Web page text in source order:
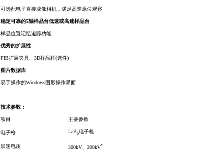
可选配电子直接成像相机，满足高速原位观察
稳定可靠的5轴样品台低速或高速样品台
样品位置记忆追踪功能
优秀的扩展性
FIB扩展夹具、3D样品杆(选件)
图片数据库
易于操作的Windows图形操作界面
技术参数：
项目 主要参数
电子枪 LaB6电子枪
加速电压 300kV、200kV*